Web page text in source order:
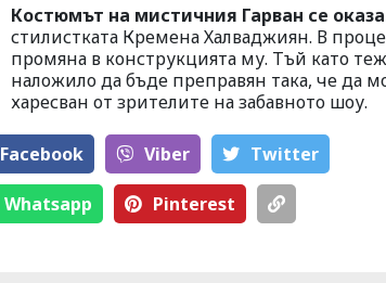
Костюмът на мистичния Гарван се
стилистката Кремена Халваджиян. В
промяна в конструкцията му. Тъй като
наложило да бъде преправян така, че да
харесван от зрителите на забавното шоу.
Facebook Viber Тwitter
Whatsapp Pinterest